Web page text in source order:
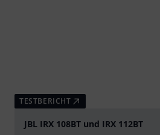
TESTBERICHT
JBL IRX 108BT und IRX 112BT